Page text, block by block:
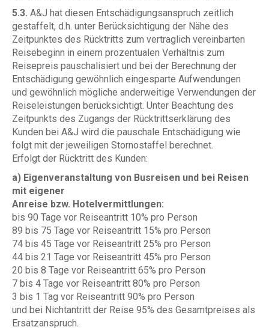
5.3. A&J hat diesen Entschädigungsanspruch zeitlich
gestaffelt, d.h. unter Berücksichtigung der Nähe des
Zeitpunktes des Rücktritts zum vertraglich vereinbarten
Reisebeginn in einem prozentualen Verhältnis zum
Reisepreis pauschalisiert und bei der Berechnung der
Entschädigung gewöhnlich eingesparte Aufwendungen
und gewöhnlich mögliche anderweitige Verwendungen der
Reiseleistungen berücksichtigt. Unter Beachtung des
Zeitpunkts des Zugangs der Rücktrittserklärung des
Kunden bei A&J wird die pauschale Entschädigung wie
folgt mit der jeweiligen Stornostaffel berechnet.
Erfolgt der Rücktritt des Kunden:
a) Eigenveranstaltung von Busreisen und bei Reisen
mit eigener
Anreise bzw. Hotelvermittlungen:
bis 90 Tage vor Reiseantritt 10% pro Person
89 bis 75 Tage vor Reiseantritt 15% pro Person
74 bis 45 Tage vor Reiseantritt 25% pro Person
44 bis 21 Tage vor Reiseantritt 45% pro Person
20 bis 8 Tage vor Reiseantritt 65% pro Person
7 bis 4 Tage vor Reiseantritt 80% pro Person
3 bis 1 Tag vor Reiseantritt 90% pro Person
und bei Nichtantritt der Reise 95% des Gesamtpreises als
Ersatzanspruch.